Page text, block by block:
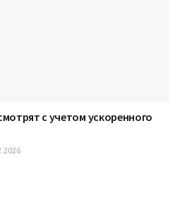
с учетом ускоренного